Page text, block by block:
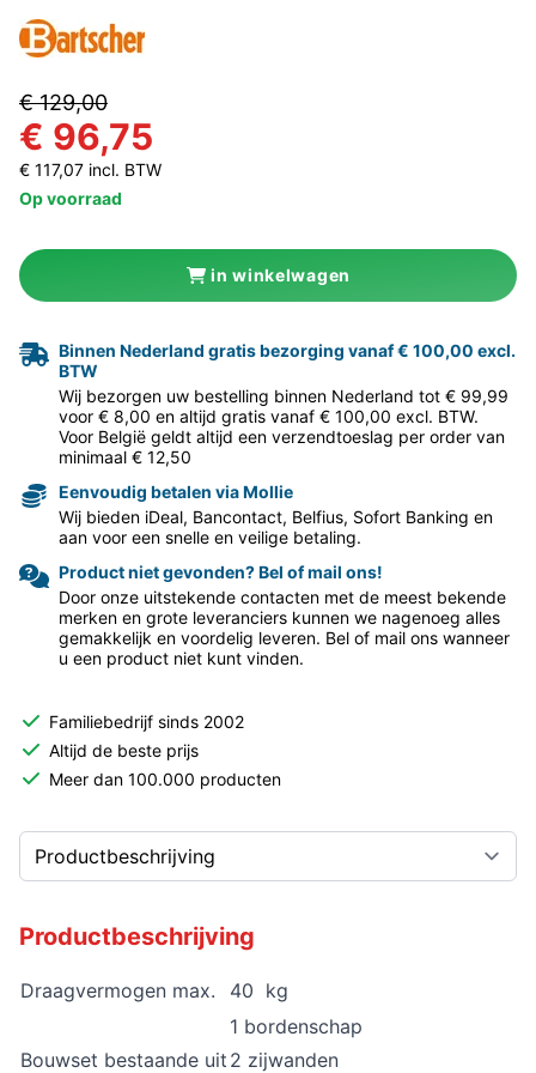
€ 129,00
€ 96,75
€ 117,07 incl. BTW
Op voorraad
in winkelwagen
Binnen Nederland gratis bezorging vanaf € 100,00 excl.
BTW
Wij bezorgen uw bestelling binnen Nederland tot € 99,99
voor € 8,00 en altijd gratis vanaf € 100,00 excl. BTW.
Voor België geldt altijd een verzendtoeslag per order van
minimaal € 12,50
Eenvoudig betalen via Mollie
Wij bieden iDeal, Bancontact, Belfius, Sofort Banking en
aan voor een snelle en veilige betaling.
Product niet gevonden? Bel of mail ons!
Door onze uitstekende contacten met de meest bekende
merken en grote leveranciers kunnen we nagenoeg alles
gemakkelijk en voordelig leveren. Bel of mail ons wanneer
u een product niet kunt vinden.
Familiebedrijf sinds 2002
Altijd de beste prijs
Meer dan 100.000 producten
Productbeschrijving
Draagvermogen max. 40 kg
Bouwset bestaande uit
1 bordenschap
2 zijwanden